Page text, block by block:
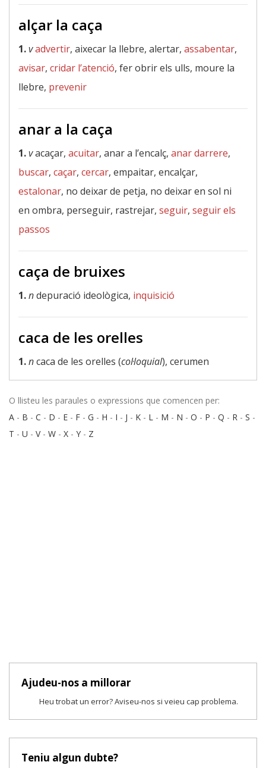
alçar la caça
1.vadvertir, aixecar la llebre, alertar, assabentar,
avisar, cridar l’atenció, fer obrir els ulls, moure la
llebre, prevenir
anar a la caça
1.vacaçar, acuitar, anar a l’encalç, anar darrere,
buscar, caçar, cercar, empaitar, encalçar,
estalonar, no deixar de petja, no deixar en sol ni
en ombra, perseguir, rastrejar, seguir, seguir els
passos
caça de bruixes
1.ndepuració ideològica, inquisició
caca de les orelles
1.ncaca de les orelles (col·loquial), cerumen
O llisteu les paraules o expressions que comencen per:
A - B - C - D - E - F - G - H - I - J - K - L - M - N - O - P - Q - R - S -
T - U - V- W - X - Y - Z
Ajudeu-nos a millorar
Heu trobat un error? Aviseu-nos si veieu cap problema.
Teniu algun dubte?